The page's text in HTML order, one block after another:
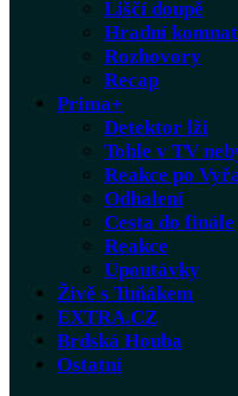
Liščí doupě
Hradní
Rozhovory
Recap
Prima+
Detektor lži
Tohle v TV
Reakce po
Odhalení
Cesta do finále
Reakce
Upoutávky
Živě s Tuňákem
EXTRA.CZ
Brdská Houba
Ostatní